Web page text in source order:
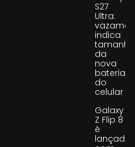
S27
Ultra:
indica
tamanho
da
nova
bateria
do
celular
Galaxy
Z Flip 8
é
lançado